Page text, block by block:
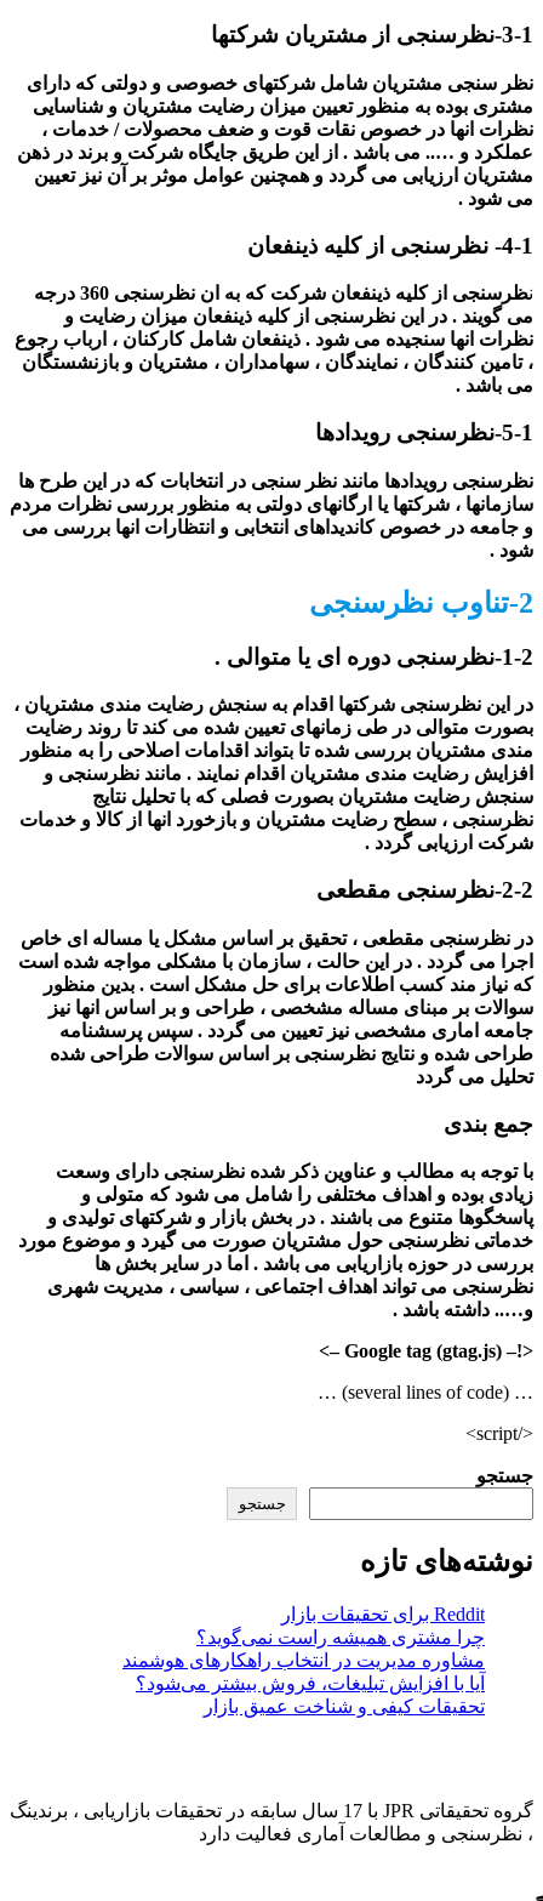
3-1-نظرسنجی از مشتریان شرکتها
نظر سنجی مشتریان شامل شرکتهای خصوصی و دولتی که دارای
مشتری بوده به منظور تعیین میزان رضایت مشتریان و شناسایی
نظرات انها در خصوص نقات قوت و ضعف محصولات / خدمات ،
عملکرد و ….. می باشد . از این طریق جایگاه شرکت و برند در ذهن
مشتریان ارزیابی می گردد و همچنین عوامل موثر بر آن نیز تعیین
می شود .
4-1- نظرسنجی از کلیه ذینفعان
ن
ظرسنجی از کلیه ذینفعان شرکت که به ان نظرسنجی 360 درجه
می گویند . در این نظرسنجی از کلیه ذینفعان میزان رضایت و
نظرات انها سنجیده می شود . ذینفعان شامل کارکنان ، ارباب رجوع
، تامین کنندگان ، نمایندگان ، سهامداران ، مشتریان و بازنشستگان
می باشد .
5-1-نظرسنجی رویدادها
نظرسنجی رویدادها مانند نظر سنجی در انتخابات که در این طرح ها
سازمانها ، شرکتها یا ارگانهای دولتی به منظور بررسی نظرات مردم
و جامعه در خصوص کاندیداهای انتخابی و انتظارات انها بررسی می
شود .
2-تناوب نظرسنجی
1-2-نظرسنجی دوره ای یا متوالی .
در این نظرسنجی شرکتها اقدام به سنجش رضایت مندی مشتریان ،
بصورت متوالی در طی زمانهای تعیین شده می کند تا روند رضایت
مندی مشتریان بررسی شده تا بتواند اقدامات اصلاحی را به منظور
افزایش رضایت مندی مشتریان اقدام نمایند . مانند نظرسنجی و
سنجش رضایت مشتریان بصورت فصلی که با تحلیل نتایج
نظرسنجی ، سطح رضایت مشتریان و بازخورد انها از کالا و خدمات
شرکت ارزیابی گردد .
2-2-نظرسنجی مقطعی
در نظرسنجی مقطعی ، تحقیق بر اساس مشکل یا مساله ای خاص
اجرا می گردد . در این حالت ، سازمان با مشکلی مواجه شده است
که نیاز مند کسب اطلاعات برای حل مشکل است . بدین منظور
سوالات بر مبنای مساله مشخصی ، طراحی و بر اساس انها نیز
جامعه اماری مشخصی نیز تعیین می گردد . سپس پرسشنامه
طراحی شده و نتایج نظرسنجی بر اساس سوالات طراحی شده
تحلیل می گردد
جمع بندی
با توجه به مطالب و عناوین ذکر شده نظرسنجی دارای وسعت
زیادی بوده و اهداف مختلفی را شامل می شود که متولی و
پاسخگوها متنوع می باشند . در بخش بازار و شرکتهای تولیدی و
خدماتی نظرسنجی حول مشتریان صورت می گیرد و موضوع مورد
بررسی در حوزه بازاریابی می باشد . اما در سایر بخش ها
نظرسنجی می تواند اهداف اجتماعی ، سیاسی ، مدیریت شهری
و….. داشته باشد .
<!– Google tag (gtag.js) –>
… (several lines of code) …
</script>
جستجو
جستجو
نوشته‌های تازه
Reddit برای تحقیقات بازار
چرا مشتری همیشه راست نمی‌گوید؟
مشاوره مدیریت در انتخاب راهکارهای هوشمند
آیا با افزایش تبلیغات، فروش بیشتر می‌شود؟
تحقیقات کیفی و شناخت عمیق بازار
گروه تحقیقاتی JPR با 17 سال سابقه در تحقیقات بازاریابی ، برندینگ
، نظرسنجی و مطالعات آماری فعالیت دارد